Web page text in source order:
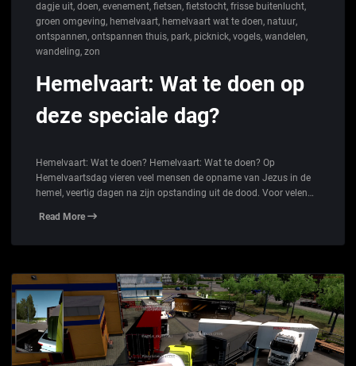
dagje uit, doen, evenement, fietsen, fietstocht, frisse buitenlucht,
groen omgeving, hemelvaart, hemelvaart wat te doen, natuur,
ontspannen, ontspannen thuis, park, picknick, vogels, wandelen,
wandeling, zon
Hemelvaart: Wat te doen op
deze speciale dag?
Hemelvaart: Wat te doen? Hemelvaart: Wat te doen? Op
Hemelvaartsdag vieren veel mensen de opname van Jezus in de
hemel, veertig dagen na zijn opstanding uit de dood. Voor velen…
Read More